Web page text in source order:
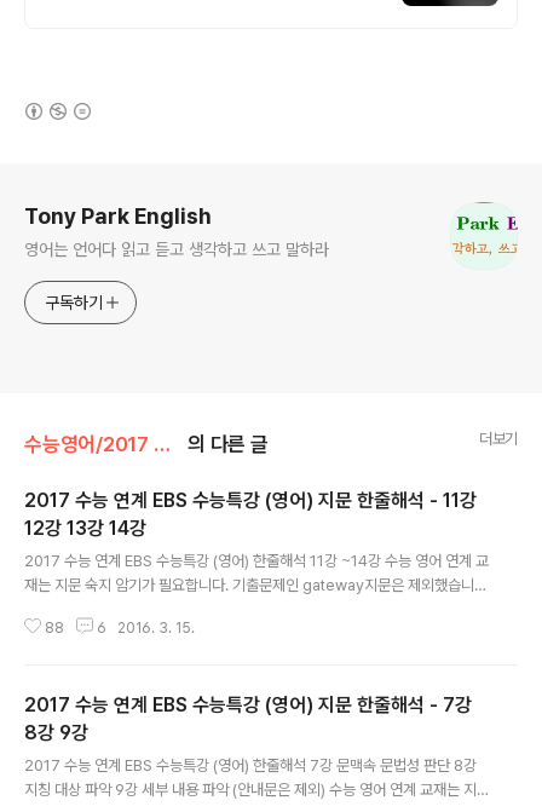
Tony Park English
영어는 언어다 읽고 듣고 생각하고 쓰고 말하라
구독하기
수능영어/2017 수능특강 영어 의 다른 글 더보기
2017 수능 연계 EBS 수능특강 (영어) 지문 한줄해석 - 11강
12강 13강 14강
2017 수능 연계 EBS 수능특강 (영어) 한줄해석 11강 ~14강 수능 영어 연계 교
재는 지문 숙지 암기가 필요합니다. 기출문제인 gateway지문은 제외했습니
를 필요하신 분들 계시면 더 올리겠습니다.
88 6 2016. 3. 15.
2017 수능 연계 EBS 수능특강 (영어) 지문 한줄해석 - 7강
8강 9강
2017 수능 연계 EBS 수능특강 (영어) 한줄해석 7강 문맥속 문법성 판단 8강
지칭 대상 파악 9강 세부 내용 파악 (안내문은 제외) 수능 영어 연계 교재는 지